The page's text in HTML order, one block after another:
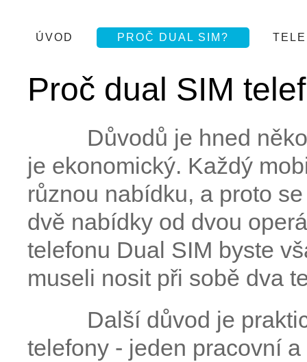
ÚVOD PROČ DUAL SIM?
Proč dual SIM
Důvodů je hned
je ekonomický. Každý
různou nabídku, a proto
dvě nabídky od dvou
telefonu Dual SIM byste
museli nosit při sobě dva
Další důvod je
telefony - jeden pracovní